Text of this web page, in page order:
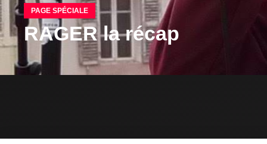
PAGE SPÉCIALE
RAGER la récap